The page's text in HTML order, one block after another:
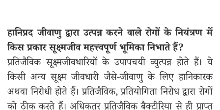
हानिप्रद जीवाणु द्वारा उत्पन्न करने वाले रोगों के नियंत्रण में
किस प्रकार सूक्ष्मजीव महत्त्वपूर्ण भूमिका निभाते हैं?
प्रतिजैविक सूक्ष्मजीवधारियों के उपापचयी व्युत्पन्न होते हैं। ये
किसी अन्य सूक्ष्म जीवधारी जैसे-जीवाणु के लिए हानिकारक
अथवा निरोधी होते हैं। प्रतिजैविक, प्रतियोगिता निरोध द्वारा रोगों